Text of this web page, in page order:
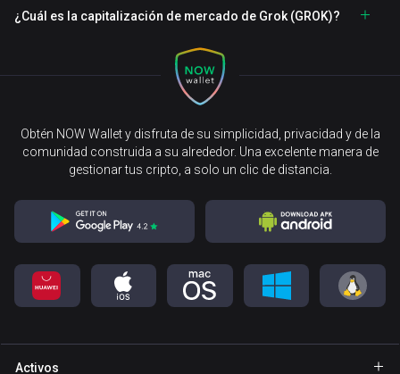
¿Cuál es la capitalización de mercado de Grok (GROK)?
Obtén NOW Wallet y disfruta de su simplicidad, privacidad y de la
comunidad construida a su alrededor. Una excelente manera de
gestionar tus cripto, a solo un clic de distancia.
Activos